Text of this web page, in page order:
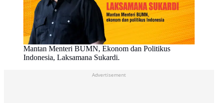
Mantan Menteri BUMN, Ekonom dan Politikus
Indonesia, Laksamana Sukardi.
Advertisement